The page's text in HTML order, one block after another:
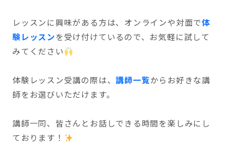
レッスンに興味がある方は、オンラインや対面で体
験レッスンを受け付けているので、お気軽に試して
みてください
体験レッスン受講の際は、講師一覧からお好きな講
師をお選びいただけます。
講師一同、皆さんとお話しできる時間を楽しみにし
ております！